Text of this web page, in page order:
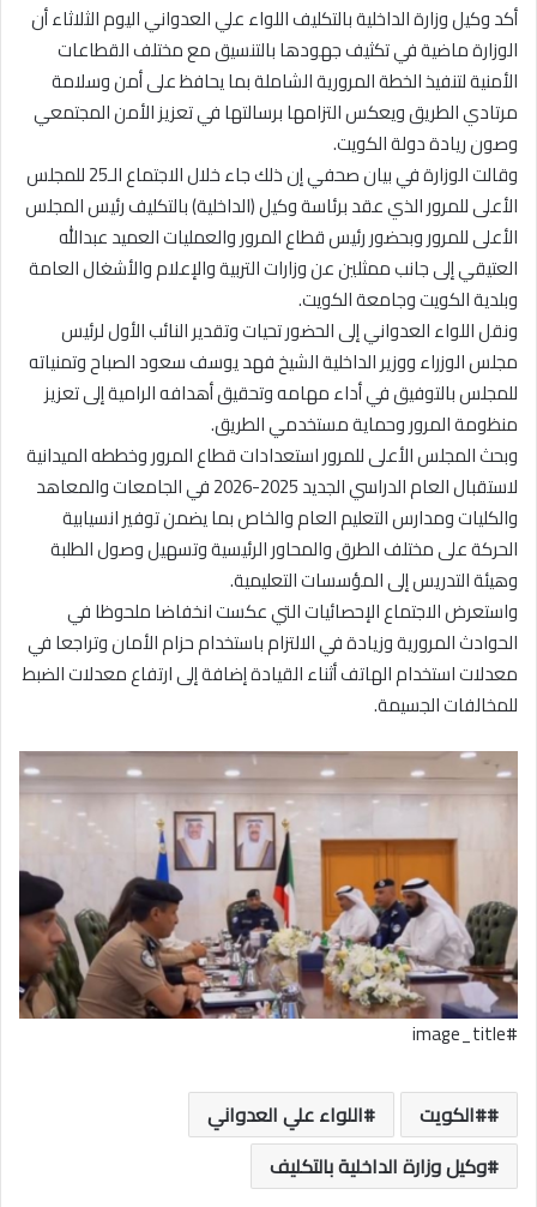
أكد وكيل وزارة الداخلية بالتكليف اللواء علي العدواني اليوم الثلاثاء أن
الوزارة ماضية في تكثيف جهودها بالتنسيق مع مختلف القطاعات
الأمنية لتنفيذ الخطة المرورية الشاملة بما يحافظ على أمن وسلامة
مرتادي الطريق ويعكس التزامها برسالتها في تعزيز الأمن المجتمعي
وصون ريادة دولة الكويت.
وقالت الوزارة في بيان صحفي إن ذلك جاء خلال الاجتماع الـ25 للمجلس
الأعلى للمرور الذي عقد برئاسة وكيل (الداخلية) بالتكليف رئيس المجلس
الأعلى للمرور وبحضور رئيس قطاع المرور والعمليات العميد عبدالله
العتيقي إلى جانب ممثلين عن وزارات التربية والإعلام والأشغال العامة
وبلدية الكويت وجامعة الكويت.
ونقل اللواء العدواني إلى الحضور تحيات وتقدير النائب الأول لرئيس
مجلس الوزراء ووزير الداخلية الشيخ فهد يوسف سعود الصباح وتمنياته
للمجلس بالتوفيق في أداء مهامه وتحقيق أهدافه الرامية إلى تعزيز
منظومة المرور وحماية مستخدمي الطريق.
وبحث المجلس الأعلى للمرور استعدادات قطاع المرور وخططه الميدانية
لاستقبال العام الدراسي الجديد 2025-2026 في الجامعات والمعاهد
والكليات ومدارس التعليم العام والخاص بما يضمن توفير انسيابية
الحركة على مختلف الطرق والمحاور الرئيسية وتسهيل وصول الطلبة
وهيئة التدريس إلى المؤسسات التعليمية.
واستعرض الاجتماع الإحصائيات التي عكست انخفاضا ملحوظا في
الحوادث المرورية وزيادة في الالتزام باستخدام حزام الأمان وتراجعا في
معدلات استخدام الهاتف أثناء القيادة إضافة إلى ارتفاع معدلات الضبط
للمخالفات الجسيمة.
#image_title
#الكويت
اللواء علي العدواني
وكيل وزارة الداخلية بالتكليف